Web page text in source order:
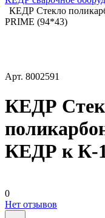
КЕДР Стекло
PRIME (94*43)
Арт. 8002591
КЕДР
КЕДР к К-
0
Нет отзывов